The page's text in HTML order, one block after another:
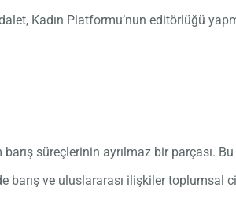
Kadın Platformu’nun editörlüğü
süreçlerinin ayrılmaz bir
barış ve uluslararası ilişkiler